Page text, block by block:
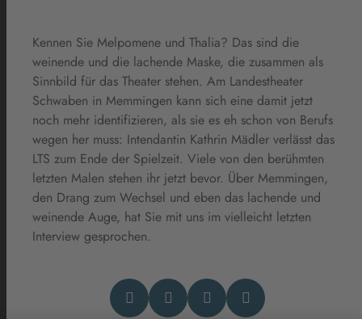
Kennen Sie Melpomene und Thalia? Das sind die
weinende und die lachende Maske, die zusammen als
Sinnbild für das Theater stehen. Am Landestheater
Schwaben in Memmingen kann sich eine damit jetzt
noch mehr identifizieren, als sie es eh schon von Berufs
wegen her muss: Intendantin Kathrin Mädler verlässt das
LTS zum Ende der Spielzeit. Viele von den berühmten
letzten Malen stehen ihr jetzt bevor. Über Memmingen,
den Drang zum Wechsel und eben das lachende und
weinende Auge, hat Sie mit uns im vielleicht letzten
Interview gesprochen.